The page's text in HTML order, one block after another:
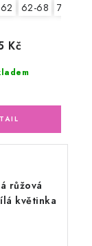
62-68 74-86
Kč
růžová
květinka